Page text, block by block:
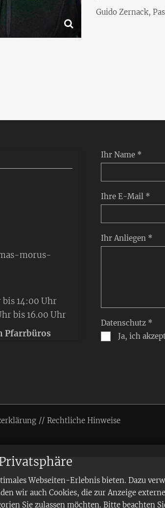
Webseiten-Erlebnis bieten. Dazu
wir auch Cookies, die zur Anzeige
Sie zulassen möchten. Bitte
Guido Zernack,
Ihr Name *
Ihre E-Mail *
Ihr Anliegen *
Datenschutz *
Ja, ich
morus-
14:00 Uhr
bis 16.00 Uhr
Pfarrbüros
Rechtliche Hinweise